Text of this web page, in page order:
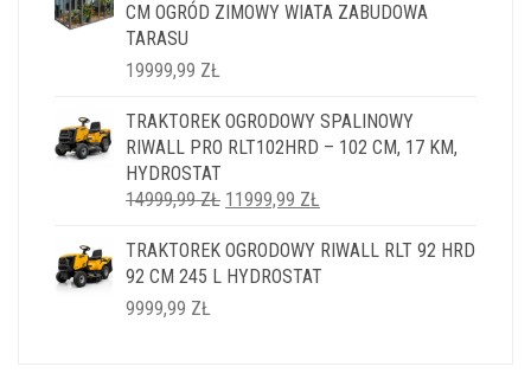
CM OGRÓD ZIMOWY WIATA ZABUDOWA
TARASU
19999,99 ZŁ
TRAKTOREK OGRODOWY SPALINOWY
RIWALL PRO RLT102HRD – 102 CM, 17 KM,
HYDROSTAT
14999,99ZŁ PIERWOTNA
WYNOSIŁA:
14999,99 ZŁ.
11999,99 ZŁ
WYNOSI:
11999,99 ZŁ.
TRAKTOREK OGRODOWY RIWALL RLT 92 HRD
92 CM 245 L HYDROSTAT
9999,99 ZŁ